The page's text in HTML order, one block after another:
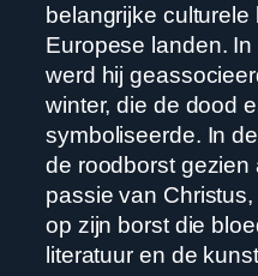
belangrijke
Europese landen.
werd hij
winter, die de dood
symboliseerde. In
de roodborst
passie van
op zijn borst die
literatuur en de